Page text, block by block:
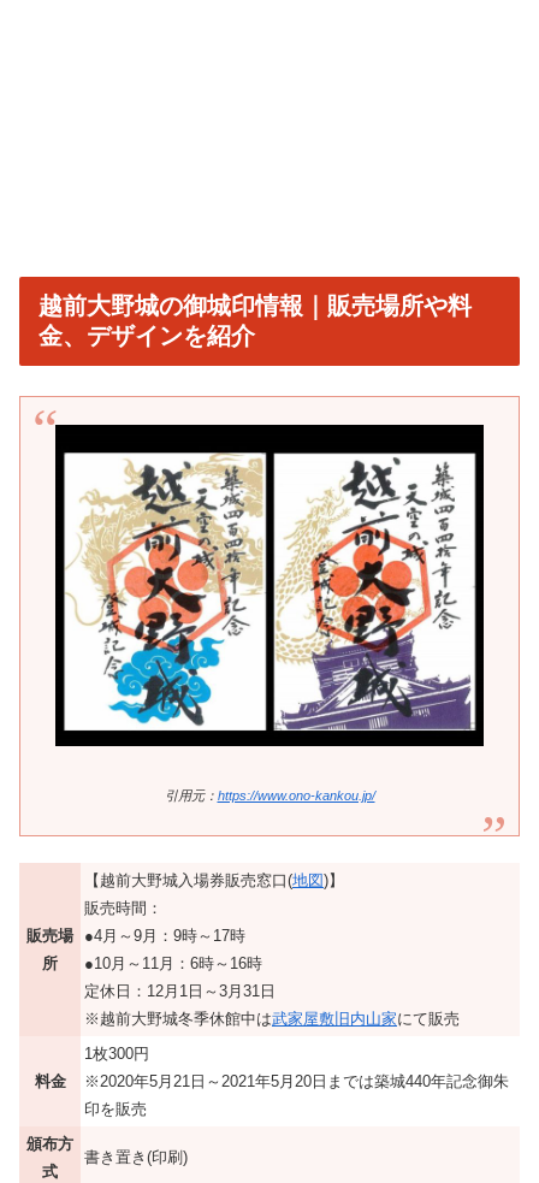
越前大野城の御城印情報｜販売場所や料
金、デザインを紹介
引用元： https://www.ono-kankou.jp/
販売場
所
【越前大野城入場券販売窓口(地図)】
販売時間：
●4月～9月：9時～17時
●10月～11月：6時～16時
定休日：12月1日～3月31日
※越前大野城冬季休館中は武家屋敷旧内山家にて販売
料金
1枚300円
※2020年5月21日～2021年5月20日までは築城440年記念御朱
印を販売
頒布方
式
書き置き(印刷)